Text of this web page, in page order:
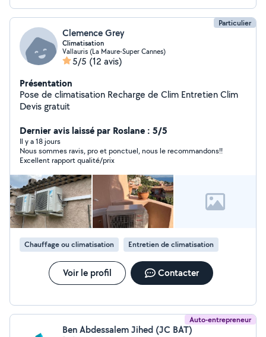
Particulier
Clemence Grey
Climatisation
Vallauris (La Maure-Super Cannes)
5/5 (12 avis)
Présentation
Pose de climatisation Recharge de Clim Entretien Clim
Devis gratuit
Dernier avis laissé par Roslane : 5/5
Il y a 18 jours
Nous sommes ravis, pro et ponctuel, nous le recommandons!!
Excellent rapport qualité/prix
Chauffage ou climatisation Entretien de climatisation
Voir le profil Contacter
Auto-entrepreneur
Ben Abdessalem Jihed (JC BAT)